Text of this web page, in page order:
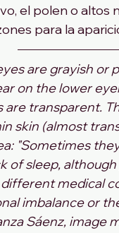
el polen o
para la
are grayish or
on the lower
transparent.
skin (almost
"Sometimes
of sleep,
medical
imbalance or
Sáenz, image